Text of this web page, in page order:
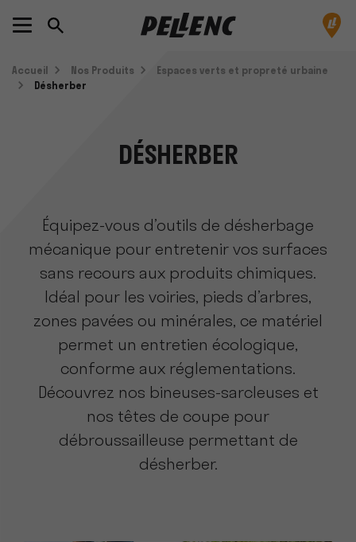
Accueil Nos Produits
Espaces verts et propreté urbaine
Désherber
DÉSHERBER
Équipez-vous d’outils de désherbage
mécanique pour entretenir vos surfaces
sans recours aux produits chimiques.
Idéal pour les voiries, pieds d’arbres,
zones pavées ou minérales, ce matériel
permet un entretien écologique,
conforme aux réglementations.
Découvrez nos bineuses-sarcleuses et
nos têtes de coupe pour
débroussailleuse permettant de
désherber.